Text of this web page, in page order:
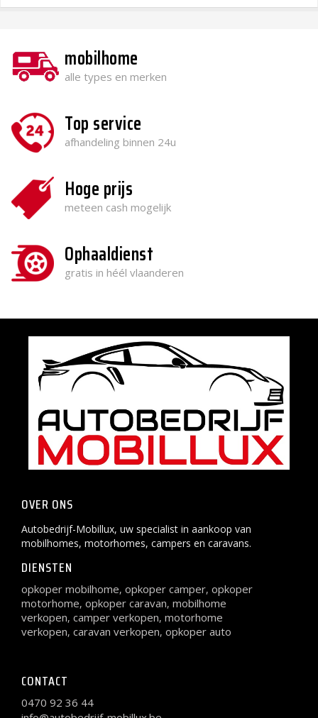
mobilhome
alle types en merken
Top service
afhandeling binnen 24u
Hoge prijs
meteen cash mogelijk
Ophaaldienst
gratis in héél vlaanderen
OVER ONS
Autobedrijf-Mobillux, uw specialist in aankoop van
mobilhomes, motorhomes, campers en caravans.
DIENSTEN
opkoper mobilhome, opkoper camper, opkoper
motorhome, opkoper caravan, mobilhome
verkopen, camper verkopen, motorhome
verkopen, caravan verkopen, opkoper auto
CONTACT
0470 92 36 44